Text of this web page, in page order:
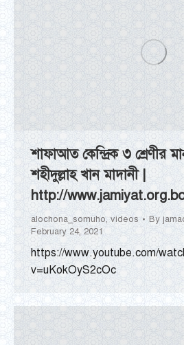
শাফাআত কেন্দ্রিক ৩ শ্রেণীর
শহীদুল্লাহ খান মাদানী |
http://
alochona_somuho, videos By
February 24, 2021
https://www.youtube.com/
v=uKokOyS2cOc